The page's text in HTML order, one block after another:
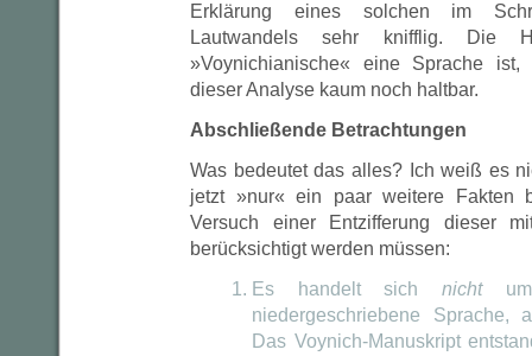
Erklärung eines solchen im
Lautwandels sehr knifflig. Die
»Voynichianische« eine Sprache
dieser Analyse kaum noch haltbar.
Abschließende Betrachtungen
Was bedeutet das alles? Ich weiß es
jetzt »nur« ein paar weitere Fakten
Versuch einer Entzifferung dieser
berücksichtigt werden müssen:
Es handelt sichnichtum
niedergeschriebene Sprache,
Das Voynich-Manuskript